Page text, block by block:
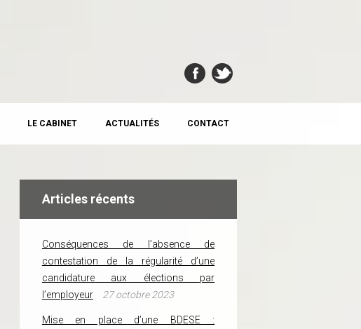
LE CABINET ACTUALITÉS CONTACT
Articles récents
Conséquences de l’absence de
contestation de la régularité d’une
candidature aux élections par
l’employeur
27 octobre 2023
Mise en place d’une BDESE :